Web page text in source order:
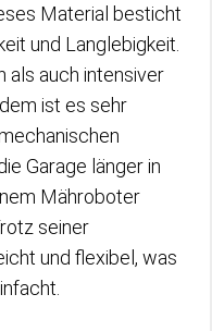
Material besticht
und Langlebigkeit.
als auch intensiver
ist es sehr
Garage länger in
Mähroboter
seiner
und flexibel, was